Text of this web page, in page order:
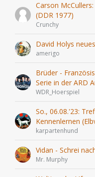
Carson
(DDR 1977)
Crunchy
David Holys
amerigo
Brüder -
Serie in der ARD
WDR_Hoerspiel
So., 06.08.'23:
Kennenlernen
karpartenhund
Vidan - Schrei
Mr. Murphy